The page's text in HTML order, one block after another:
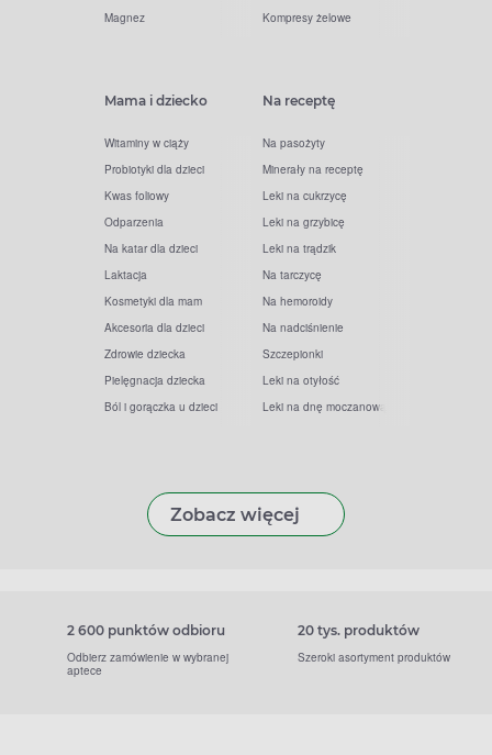
Magnez
Kompresy żelowe
Mama i dziecko
Witaminy w ciąży
Probiotyki dla dzieci
Kwas foliowy
Odparzenia
Na katar dla dzieci
Laktacja
Kosmetyki dla mam
Akcesoria dla dzieci
Zdrowie dziecka
Pielęgnacja dziecka
Ból i gorączka u dzieci
Na receptę
Na pasożyty
Minerały na receptę
Leki na cukrzycę
Leki na grzybicę
Leki na trądzik
Na tarczycę
Na hemoroidy
Na nadciśnienie
Szczepionki
Leki na otyłość
Leki na dnę moczanową
Zobacz więcej
2 600 punktów odbioru
Odbierz zamówienie w wybranej
aptece
20 tys. produktów
Szeroki asortyment produktów